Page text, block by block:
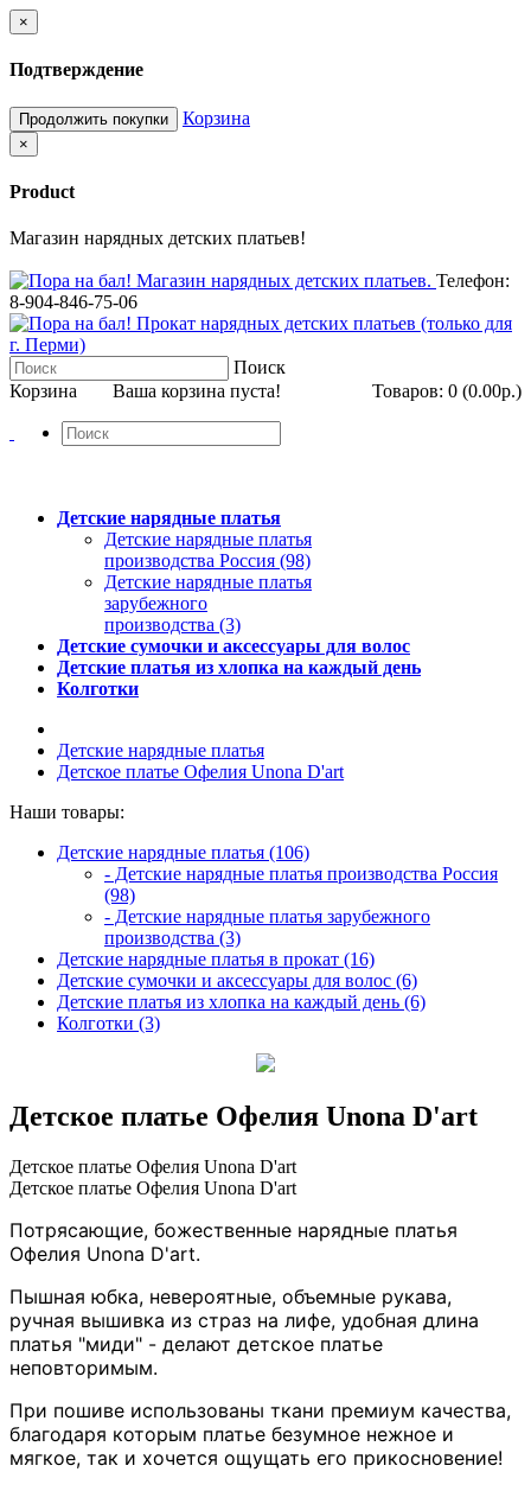
×
Подтверждение
Продолжить покупки Корзина
×
Product
Магазин нарядных детских платьев!
Телефон:
8-904-846-75-06
Поиск
Корзина
Товаров: 0 (0.00р.)
Ваша корзина пуста!
Детские нарядные платья
Детские нарядные платья
производства Россия (98)
Детские нарядные платья
зарубежного
производства (3)
Детские сумочки и аксессуары для волос
Детские платья из хлопка на каждый день
Колготки
Детские нарядные платья
Детское платье Офелия Unona D'art
Наши товары:
Детские нарядные платья (106)
- Детские нарядные платья производства Россия
(98)
- Детские нарядные платья зарубежного
производства (3)
Детские нарядные платья в прокат (16)
Детские сумочки и аксессуары для волос (6)
Детские платья из хлопка на каждый день (6)
Колготки (3)
Детское платье Офелия Unona D'art
Детское платье Офелия Unona D'art
Детское платье Офелия Unona D'art
Потрясающие, божественные нарядные платья
Офелия Unona D'art.
Пышная юбка, невероятные, объемные рукава,
ручная вышивка из страз на лифе, удобная длина
платья "миди" - делают детское платье
неповторимым.
При пошиве использованы ткани премиум качества,
благодаря которым платье безумное нежное и
мягкое, так и хочется ощущать его прикосновение!